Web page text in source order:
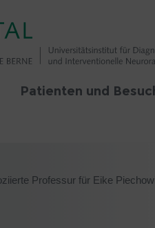
Patienten und
Professur für Eike